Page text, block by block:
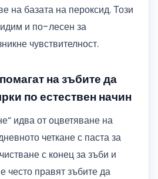
на базата на пероксид. Този
и по-лесен за
чувствителност.
на зъбите да
по естествен начин
идва от оцветяване на
четкане с паста за
с конец за зъби и
често правят зъбите да